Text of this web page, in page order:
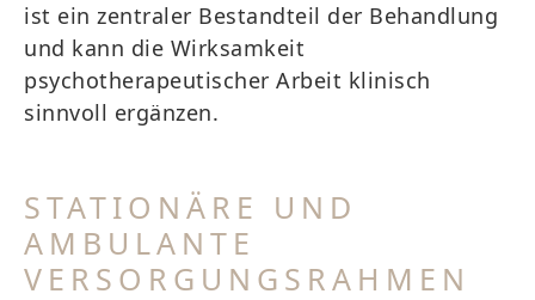
ist ein zentraler Bestandteil der Behandlung
und kann die Wirksamkeit
psychotherapeutischer Arbeit klinisch
sinnvoll ergänzen.
STATIONÄRE UND
AMBULANTE
VERSORGUNGSRAHMEN